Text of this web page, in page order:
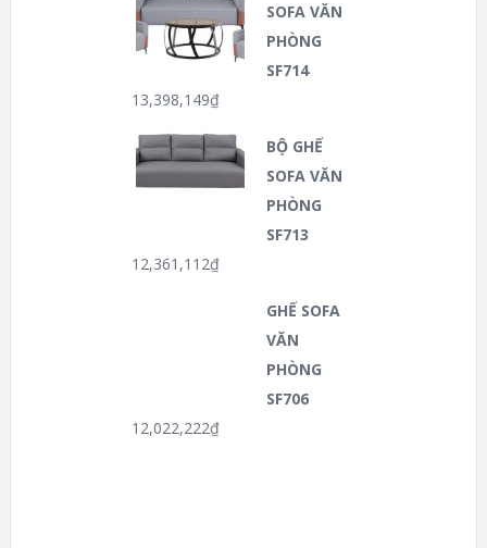
SOFA VĂN
PHÒNG
SF714
13,398,149₫
BỘ GHẾ
SOFA VĂN
PHÒNG
SF713
12,361,112₫
GHẾ SOFA
VĂN
PHÒNG
SF706
12,022,222₫